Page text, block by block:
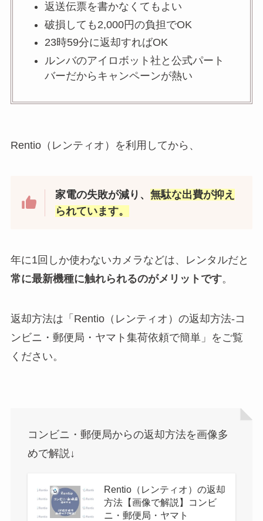
返送伝票を書かなくてもよい
破損しても2,000円の負担でOK
23時59分に返却すればOK
ルンバのアイロボット社と公式パート
バーだからキャンペーンが熱い
Rentio（レンティオ）を利用してから、
家電の失敗が減り、無駄な出費が抑え
られています。
年に1回しか使わないカメラなどは、レンタルだと
常に最新機種に触れられるのがメリットです。
返却方法は「Rentio（レンティオ）の返却方法-コ
ンビニ・郵便局・ヤマト集荷依頼で簡単」をご覧
ください。
コンビニ・郵便局からの返却方法を画像多
めで解説↓
Rentio（レンティオ）の返却
方法【画像で解説】コンビ
ニ・郵便局・ヤマト